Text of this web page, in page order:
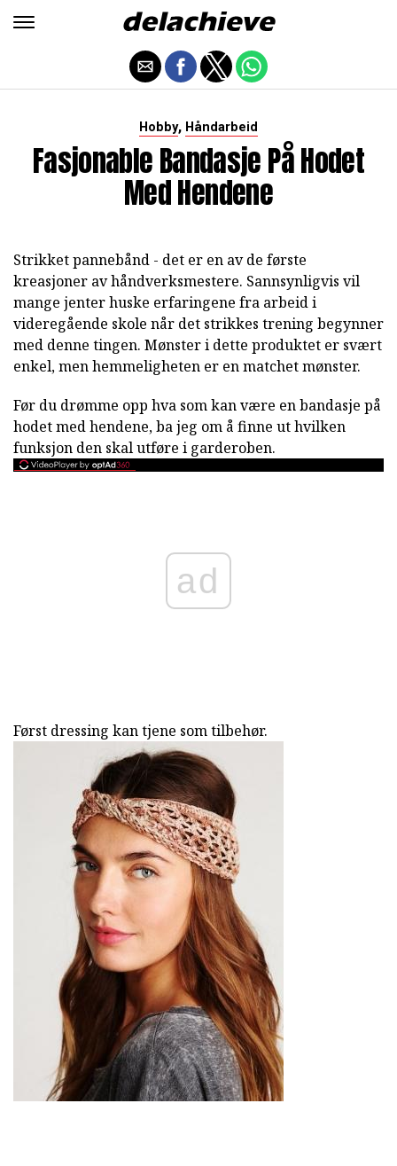
Hobby, Håndarbeid
Fasjonable Bandasje På Hodet
Med Hendene
Strikket pannebånd - det er en av de første
kreasjoner av håndverksmestere. Sannsynligvis vil
mange jenter huske erfaringene fra arbeid i
videregående skole når det strikkes trening begynner
med denne tingen. Mønster i dette produktet er svært
enkel, men hemmeligheten er en matchet mønster.
Før du drømme opp hva som kan være en bandasje på
hodet med hendene, ba jeg om å finne ut hvilken
funksjon den skal utføre i garderoben.
ad
Først dressing kan tjene som tilbehør.